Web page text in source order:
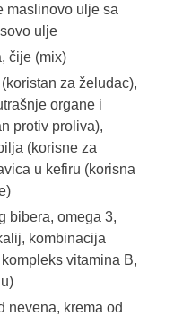
maslinovo ulje sa
ulje
čije (mix)
za želudac),
organe i
protiv proliva),
(korisne za
u kefiru (korisna
bibera, omega 3,
kombinacija
vitamina B,
nevena, krema od